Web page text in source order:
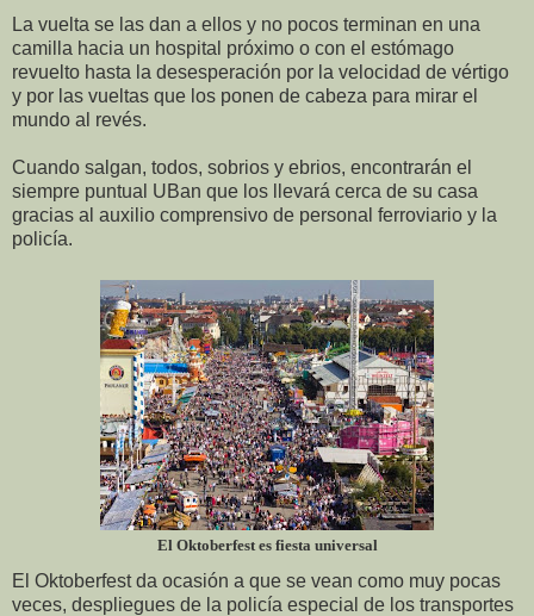
La vuelta se las dan a ellos y no pocos terminan en una
camilla hacia un hospital próximo o con el estómago
revuelto hasta la desesperación por la velocidad de vértigo
y por las vueltas que los ponen de cabeza para mirar el
mundo al revés.
Cuando salgan, todos, sobrios y ebrios, encontrarán el
siempre puntual UBan que los llevará cerca de su casa
gracias al auxilio comprensivo de personal ferroviario y la
policía.
El Oktoberfest es fiesta universal
El Oktoberfest da ocasión a que se vean como muy pocas
veces, despliegues de la policía especial de los transportes